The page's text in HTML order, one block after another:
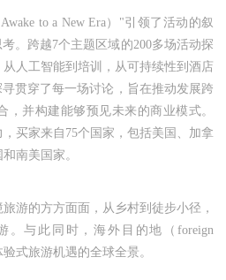
to a New Era）"引领了活动的叙
。跨越7个主题区域的200多场活动探
人工智能到培训，从可持续性到酒店
贯穿了每一场讨论，旨在推动发展跨
，并构建能够预见未来的商业模式。
买家来自75个国家，包括美国、加拿
南美国家。
游的方方面面，从乡村到徒步小径，
。与此同时，海外目的地（foreign
式旅游机遇的全球全景。